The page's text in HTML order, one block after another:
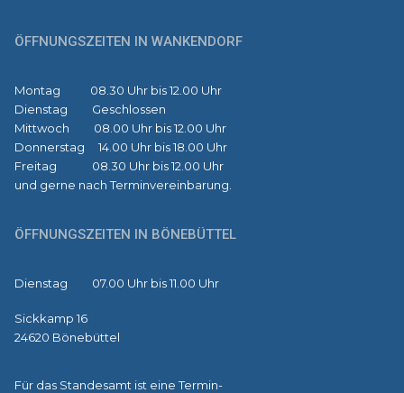
ÖFFNUNGSZEITEN IN WANKENDORF
Montag 08.30 Uhr bis 12.00 Uhr
Dienstag Geschlossen
Mittwoch 08.00 Uhr bis 12.00 Uhr
Donnerstag 14.00 Uhr bis 18.00 Uhr
Freitag 08.30 Uhr bis 12.00 Uhr
und gerne nach Terminvereinbarung.
ÖFFNUNGSZEITEN IN BÖNEBÜTTEL
Dienstag 07.00 Uhr bis 11.00 Uhr
Sickkamp 16
24620 Bönebüttel
Für das Standesamt ist eine Termin-